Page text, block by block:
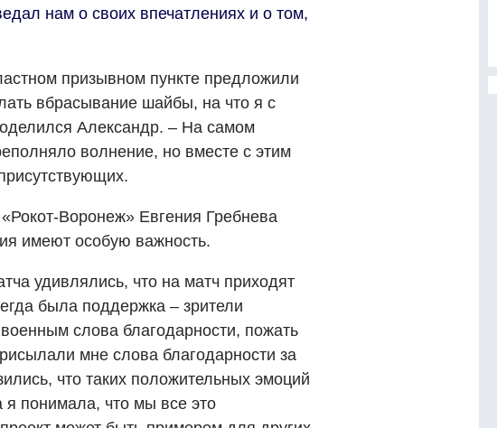
нам о своих впечатлениях и о том,
призывном пункте предложили
вбрасывание шайбы, на что я с
Александр. – На самом
волнение, но вместе с этим
Воронеж» Евгения Гребнева
имеют особую важность.
удивлялись, что на матч приходят
была поддержка – зрители
слова благодарности, пожать
мне слова благодарности за
что таких положительных эмоций
понимала, что мы все это